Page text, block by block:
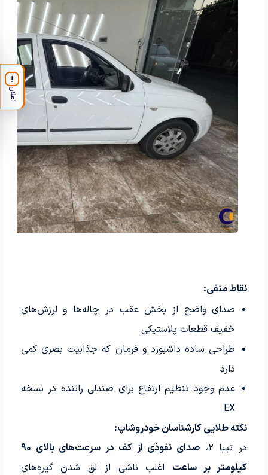
نقاط منفی:
صدای واضح از بخش عقب در چاله‌ها و لرزش‌های
خفیف قطعات پلاستیکی
طراحی ساده داشبورد و فرمان که جذابیت بصری کمی
دارد
عدم وجود تنظیم ارتفاع برای صندلی راننده در نسخه
EX
نکته طلایی کارشناسان خودروشاپ:
در تیبا ۲،
صدای نفوذی از کف در سرعت‌های بالای ۹۰
کیلومتر بر ساعت اغلب ناشی از لق شدن گیره‌های
!
اعلان